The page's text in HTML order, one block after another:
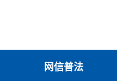
网信普法